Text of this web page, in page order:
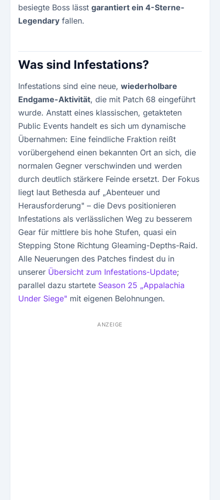
besiegte Boss lässt garantiert ein 4-Sterne-
Legendary fallen.
Was sind Infestations?
Infestations sind eine neue, wiederholbare
Endgame-Aktivität, die mit Patch 68 eingeführt
wurde. Anstatt eines klassischen, getakteten
Public Events handelt es sich um dynamische
Übernahmen: Eine feindliche Fraktion reißt
vorübergehend einen bekannten Ort an sich, die
normalen Gegner verschwinden und werden
durch deutlich stärkere Feinde ersetzt. Der Fokus
liegt laut Bethesda auf „Abenteuer und
Herausforderung" – die Devs positionieren
Infestations als verlässlichen Weg zu besserem
Gear für mittlere bis hohe Stufen, quasi ein
Stepping Stone Richtung Gleaming-Depths-Raid.
Alle Neuerungen des Patches findest du in
unserer Übersicht zum Infestations-Update;
parallel dazu startete Season 25 „Appalachia
Under Siege" mit eigenen Belohnungen.
ANZEIGE